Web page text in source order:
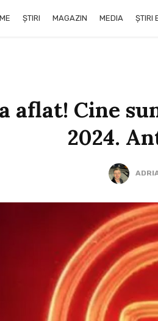
ȘTIRI MAGAZIN MEDIA ȘTIRI
aflat! Cine
2024.